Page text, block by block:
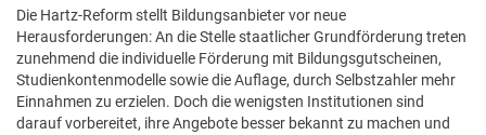
Die Hartz-Reform stellt Bildungsanbieter vor neue
Herausforderungen: An die Stelle staatlicher Grundförderung treten
zunehmend die individuelle Förderung mit Bildungsgutscheinen,
Studienkontenmodelle sowie die Auflage, durch Selbstzahler mehr
Einnahmen zu erzielen. Doch die wenigsten Institutionen sind
darauf vorbereitet, ihre Angebote besser bekannt zu machen und